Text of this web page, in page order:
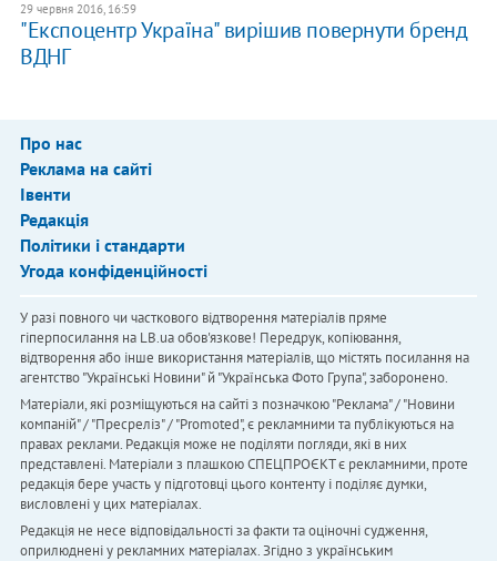
29 червня 2016, 16:59
"Експоцентр Україна" вирішив повернути бренд
ВДНГ
Про нас
Реклама на сайті
Івенти
Редакція
Політики і стандарти
Угода конфіденційності
У разі повного чи часткового відтворення матеріалів пряме
гіперпосилання на LB.ua обов'язкове! Передрук, копіювання,
відтворення або інше використання матеріалів, що містять посилання на
агентство "Українськi Новини" й "Українська Фото Група", заборонено.
Матеріали, які розміщуються на сайті з позначкою "Реклама" / "Новини
компаній" / "Пресреліз" / "Promoted", є рекламними та публікуються на
правах реклами. Редакція може не поділяти погляди, які в них
представлені. Матеріали з плашкою СПЕЦПРОЄКТ є рекламними, проте
редакція бере участь у підготовці цього контенту і поділяє думки,
висловлені у цих матеріалах.
Редакція не несе відповідальності за факти та оціночні судження,
оприлюднені у рекламних матеріалах. Згідно з українським